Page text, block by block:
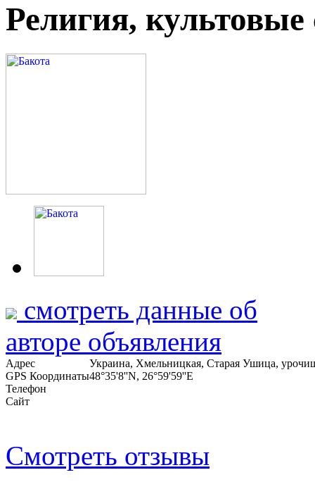
Религия,
смотреть данные об
авторе объявления
Адрес Украина, Хмельницкая, Старая Ушица,
GPS Координаты48°35'8''N, 26°59'59''E
Телефон
Сайт
Смотреть отзывы